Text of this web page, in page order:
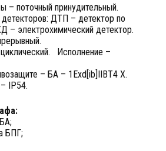
– поточный принудительный.
ДТП – детектор по
– электрохимический детектор.
Исполнение –
– БА – 1Exd[ib]IIBT4 X.
IP54.
БПГ;